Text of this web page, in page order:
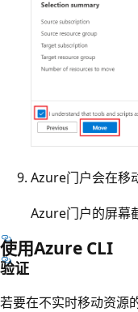
Azure门户会在移
Azure门户的屏幕
使用Azure CLI
验证
若要在不实时移动资源